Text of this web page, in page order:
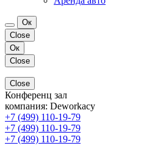
Ок
Close
Ок
Close
Close
Конференц зал
компания: Deworkacy
+7 (499) 110-19-79
+7 (499) 110-19-79
+7 (499) 110-19-79